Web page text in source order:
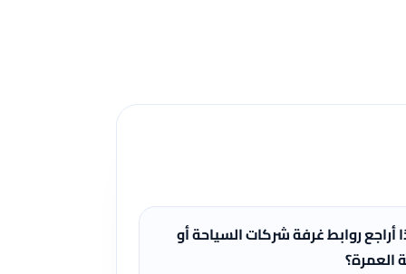
أراجع روابط غرفة شركات السياحة أو
العمرة؟